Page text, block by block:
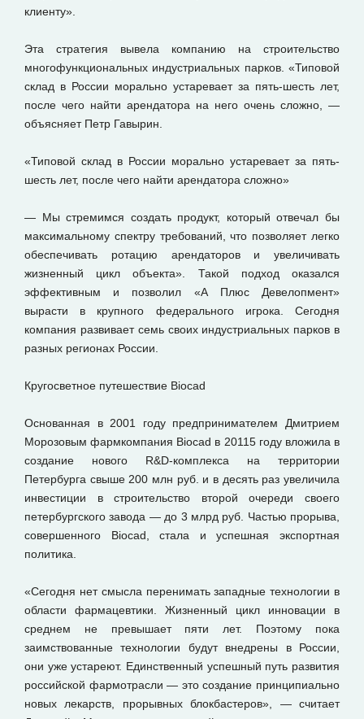
клиенту».
Эта стратегия вывела компанию на строительство
многофункциональных индустриальных парков. «Типовой
склад в России морально устаревает за пять-шесть лет,
после чего найти арендатора на него очень сложно, —
объясняет Петр Гавырин.
«Типовой склад в России морально устаревает за пять-
шесть лет, после чего найти арендатора сложно»
— Мы стремимся создать продукт, который отвечал бы
максимальному спектру требований, что позволяет легко
обеспечивать ротацию арендаторов и увеличивать
жизненный цикл объекта». Такой подход оказался
эффективным и позволил «А Плюс Девелопмент»
вырасти в крупного федерального игрока. Сегодня
компания развивает семь своих индустриальных парков в
разных регионах России.
Кругосветное путешествие Biocad
Основанная в 2001 году предпринимателем Дмитрием
Морозовым фармкомпания Biocad в 20115 году вложила в
создание нового R&D-комплекса на территории
Петербурга свыше 200 млн руб. и в десять раз увеличила
инвестиции в строительство второй очереди своего
петербургского завода — до 3 млрд руб. Частью прорыва,
совершенного Biocad, стала и успешная экспортная
политика.
«Сегодня нет смысла перенимать западные технологии в
области фармацевтики. Жизненный цикл инновации в
среднем не превышает пяти лет. Поэтому пока
заимствованные технологии будут внедрены в России,
они уже устареют. Единственный успешный путь развития
российской фармотрасли — это создание принципиально
новых лекарств, прорывных блокбастеров», — считает